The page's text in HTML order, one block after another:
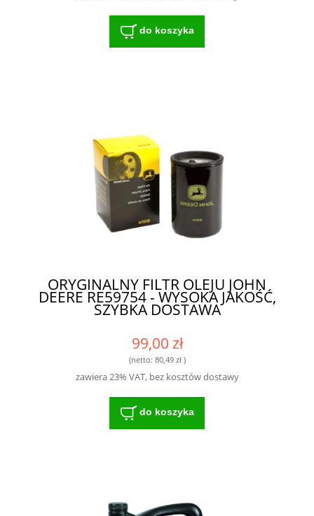
do koszyka
ORYGINALNY FILTR OLEJU JOHN
DEERE RE59754 - WYSOKA JAKOŚĆ,
SZYBKA DOSTAWA
99,00 zł
(netto: 80,49 zł)
zawiera 23% VAT, bez kosztów dostawy
do koszyka